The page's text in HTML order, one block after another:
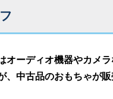
オーディオ機器やカメ
、中古品のおもちゃが